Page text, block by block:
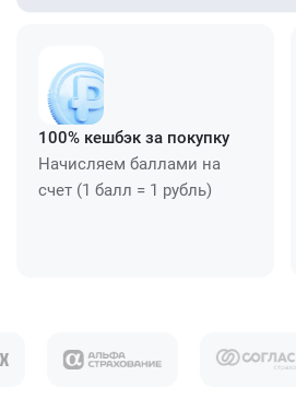
100% кешбэк за покупку
Начисляем баллами на
счет (1 балл = 1 рубль)